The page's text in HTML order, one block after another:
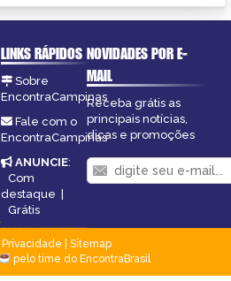
LINKS RÁPIDOS
Sobre
EncontraCampinas
Fale com o
EncontraCampinas
ANUNCIE:
Com
destaque |
Grátis
NOVIDADES POR E-
MAIL
Receba grátis as
principais notícias,
dicas e promoções
Privacidade
Sitemap
pelo time do EncontraBrasil